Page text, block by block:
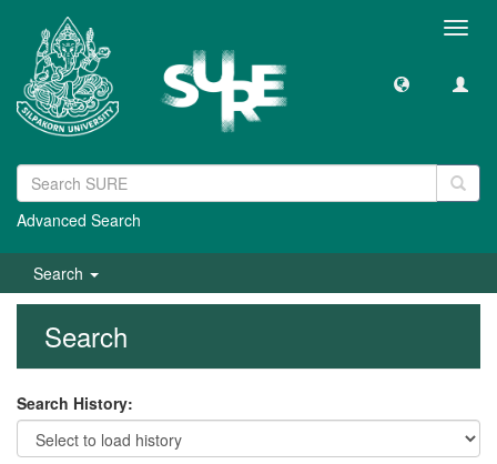
Advanced Search
Search
Search
Search History: